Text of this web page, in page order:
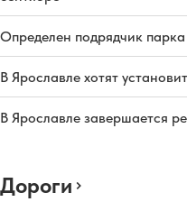
Определен подрядчик
В Ярославле хотят
В Ярославле завершается
Дороги